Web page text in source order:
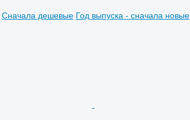
Сначала дешевые Год выпуска - сначала новые